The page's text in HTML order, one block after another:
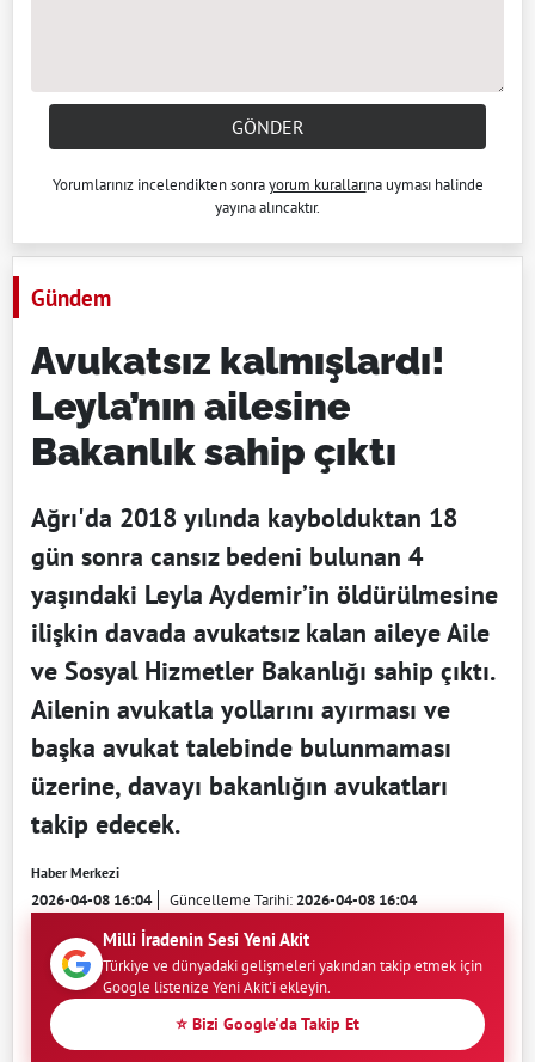
GÖNDER
Yorumlarınız incelendikten sonrayorum kurallarına uyması halinde
yayına alıncaktır.
Gündem
Avukatsız kalmışlardı!
Leyla’nın ailesine
Bakanlık sahip çıktı
Ağrı'da 2018 yılında kaybolduktan 18
gün sonra cansız bedeni bulunan 4
yaşındaki Leyla Aydemir’in öldürülmesine
ilişkin davada avukatsız kalan aileye Aile
ve Sosyal Hizmetler Bakanlığı sahip çıktı.
Ailenin avukatla yollarını ayırması ve
başka avukat talebinde bulunmaması
üzerine, davayı bakanlığın avukatları
takip edecek.
Haber Merkezi
2026-04-08 16:04 Güncelleme Tarihi:2026-04-08 16:04
Milli İradenin Sesi Yeni Akit
Türkiye ve dünyadaki gelişmeleri yakından takip etmek için
Google listenize Yeni Akit'i ekleyin.
⭐ Bizi Google'da Takip Et